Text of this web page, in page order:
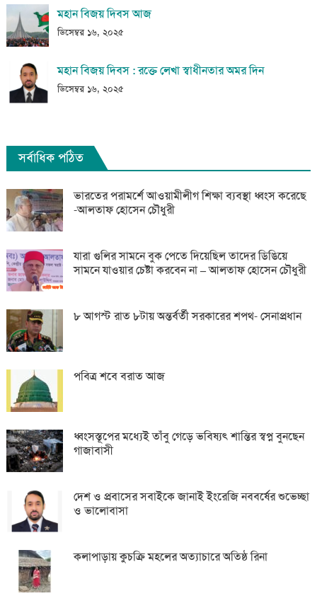
মহান বিজয় দিবস আজ
ডিসেম্বর ১৬, ২০২৫
মহান বিজয় দিবস : রক্তে লেখা স্বাধীনতার অমর দিন
ডিসেম্বর ১৬, ২০২৫
সর্বাধিক পঠিত
ভারতের পরামর্শে আওয়ামীলীগ শিক্ষা ব্যবস্থা ধ্বংস করেছে
-আলতাফ হোসেন চৌধুরী
যারা গুলির সামনে বুক পেতে দিয়েছিল তাদের ডিঙিয়ে
সামনে যাওয়ার চেষ্টা করবেন না – আলতাফ হোসেন চৌধুরী
৮ আগস্ট রাত ৮টায় অন্তর্বর্তী সরকারের শপথ- সেনাপ্রধান
পবিত্র শবে বরাত আজ
ধ্বংসস্তূপের মধ্যেই তাঁবু গেড়ে ভবিষ্যৎ শান্তির স্বপ্ন বুনছেন
গাজাবাসী
দেশ ও প্রবাসের সবাইকে জানাই ইংরেজি নববর্ষের শুভেচ্ছা
ও ভালোবাসা
কলাপাড়ায় কুচক্রি মহলের অত্যাচারে অতিষ্ঠ রিনা